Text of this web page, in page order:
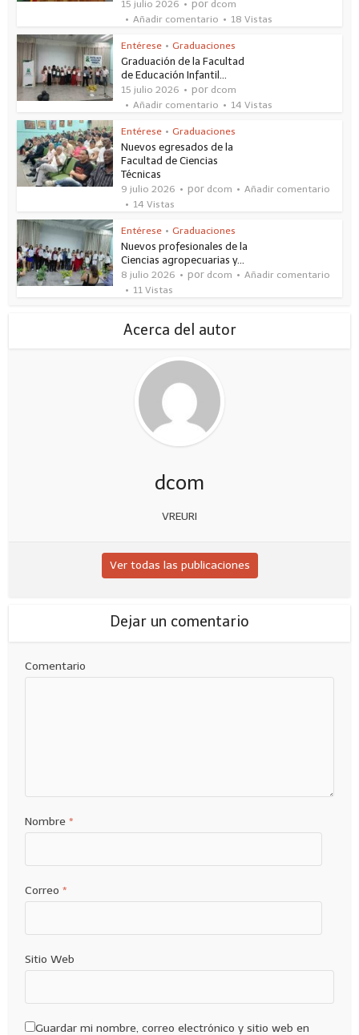
15 julio 2026 por dcom
Añadir comentario
18 Vistas
Entérese • Graduaciones
Graduación de la Facultad
de Educación Infantil...
15 julio 2026 por dcom
Añadir comentario
14 Vistas
Entérese • Graduaciones
Nuevos egresados de la
Facultad de Ciencias
Técnicas
9 julio 2026 por dcom
Añadir comentario
14 Vistas
Entérese • Graduaciones
Nuevos profesionales de la
Ciencias agropecuarias y...
8 julio 2026 por dcom
Añadir comentario
11 Vistas
Acerca del autor
dcom
VREURI
Ver todas las publicaciones
Dejar un comentario
Comentario
Nombre *
Correo *
Sitio Web
Guardar mi nombre, correo electrónico y sitio web en